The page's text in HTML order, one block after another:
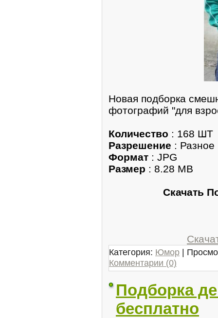
Новая подборка
фотографий "для
Количество : 168 ШТ
Разрешение : Разное
Формат : JPG
Размер : 8.28 MB
Скачать
Категория: Юмор |
Комментарии (0)
Подборка
бесплатно